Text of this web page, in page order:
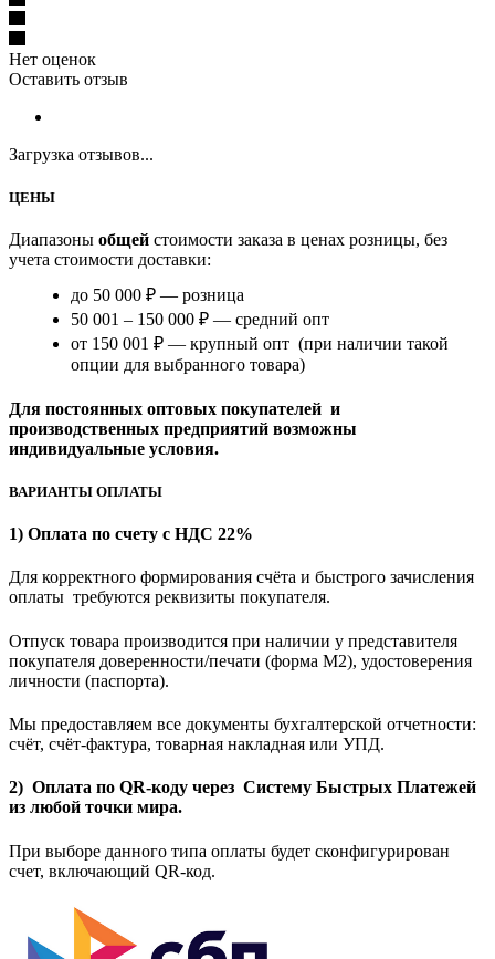
Нет оценок
Оставить отзыв
Загрузка отзывов...
ЦЕНЫ
Диапазоны общей стоимости заказа в ценах розницы, без
учета стоимости доставки:
до 50 000 ₽ — розница
50 001 – 150 000 ₽ — средний опт
от 150 001 ₽ — крупный опт (при наличии такой
опции для выбранного товара)
Для постоянных оптовых покупателей и
производственных предприятий возможны
индивидуальные условия.
ВАРИАНТЫ ОПЛАТЫ
1) Оплата по счету с НДС 22%
Для корректного формирования счёта и быстрого зачисления
оплаты требуются реквизиты покупателя.
Отпуск товара производится при наличии у представителя
покупателя доверенности/печати (форма M2), удостоверения
личности (паспорта).
Мы предоставляем все документы бухгалтерской отчетности:
счёт, счёт-фактура, товарная накладная или УПД.
2) Оплата по QR-коду через Систему Быстрых Платежей
из любой точки мира.
При выборе данного типа оплаты будет сконфигурирован
счет, включающий QR-код.